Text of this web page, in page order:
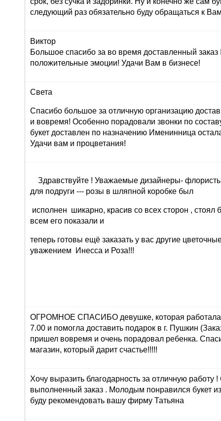
следующий раз обязательно буду обращаться к
Виктор
Большое спасибо за во время доставленный
положительные эмоции! Удачи Вам в бизнесе!
Света
Спасибо большое за отличную организацию
и вовремя! Особенно порадовали звонки по
букет доставлен по назначению Именинница
Удачи вам и процветания!
Здравствуйте ! Уважаемые дизайнеры-
для подруги --- розы в шляпной коробке был
исполнен шикарно, красив со всех сторон ,
всем его показали и
теперь готовы ещё заказать у вас другие
уважением Инесса и Роза!!!
ОГРОМНОЕ СПАСИБО девушке, которая работала
7.00 и помогла доставить подарок в г. Пушкин
пришел вовремя и очень порадовал ребенка.
магазин, который дарит счастье!!!!!
Хочу выразить благодарность за отличную работу
выполненный заказ . Молодым понравился букет
буду рекомендовать вашу фирму Татьяна